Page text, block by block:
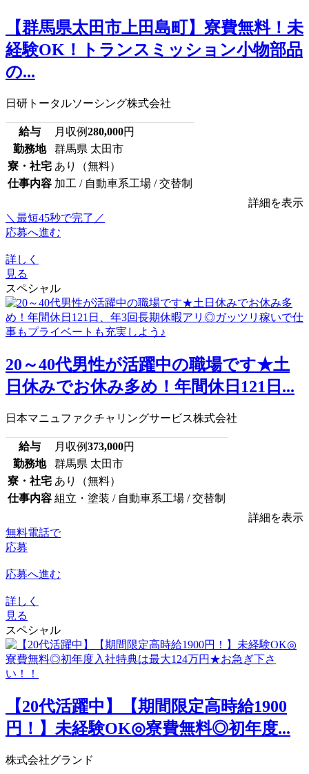
【群馬県太田市上田島町】寮費無料！未
経験OK！トランスミッション小物部品
の...
日研トータルソーシング株式会社
給与 月収例280,000円
勤務地
群馬県 太田市
寮・社宅 あり（無料）
仕事内容 加工 / 自動車系工場 / 交替制
詳細を表示
＼最短45秒で完了／
応募へ進む
詳しく
見る
スペシャル
20～40代男性が活躍中の職場です★土
日休みでお休み多め！年間休日121日...
日本マニュファクチャリングサービス株式会社
給与 月収例373,000円
勤務地
群馬県 太田市
寮・社宅 あり（無料）
仕事内容 組立・塗装 / 自動車系工場 / 交替制
詳細を表示
無料電話で
応募
応募へ進む
詳しく
見る
スペシャル
【20代活躍中】【期間限定高時給1900
円！】未経験OK◎寮費無料◎初年度...
株式会社グランド